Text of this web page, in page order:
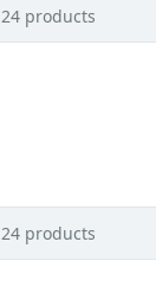
24 products
24 products